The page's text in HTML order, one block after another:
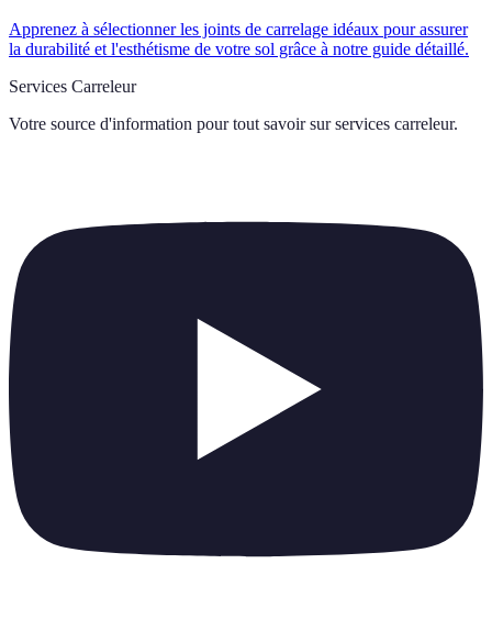
Apprenez à sélectionner les joints de carrelage idéaux pour assurer
la durabilité et l'esthétisme de votre sol grâce à notre guide détaillé.
Services Carreleur
Votre source d'information pour tout savoir sur services carreleur.